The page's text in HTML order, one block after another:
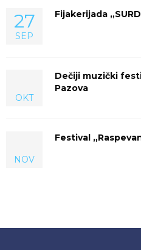
27
SEP
Fijakerijada
OKT
Dečiji muzički
Pazova
NOV
Festival